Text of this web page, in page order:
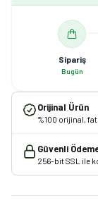
Sipariş
Bugün
Orijinal Ürün
%100 orijinal,
Güvenli
256-bit SSL ile